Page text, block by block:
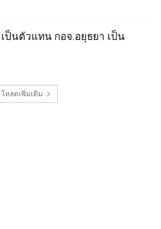
ป็นตัวแทน กอจ.อยุธยา เป็น
โหลดเพิ่มเติม